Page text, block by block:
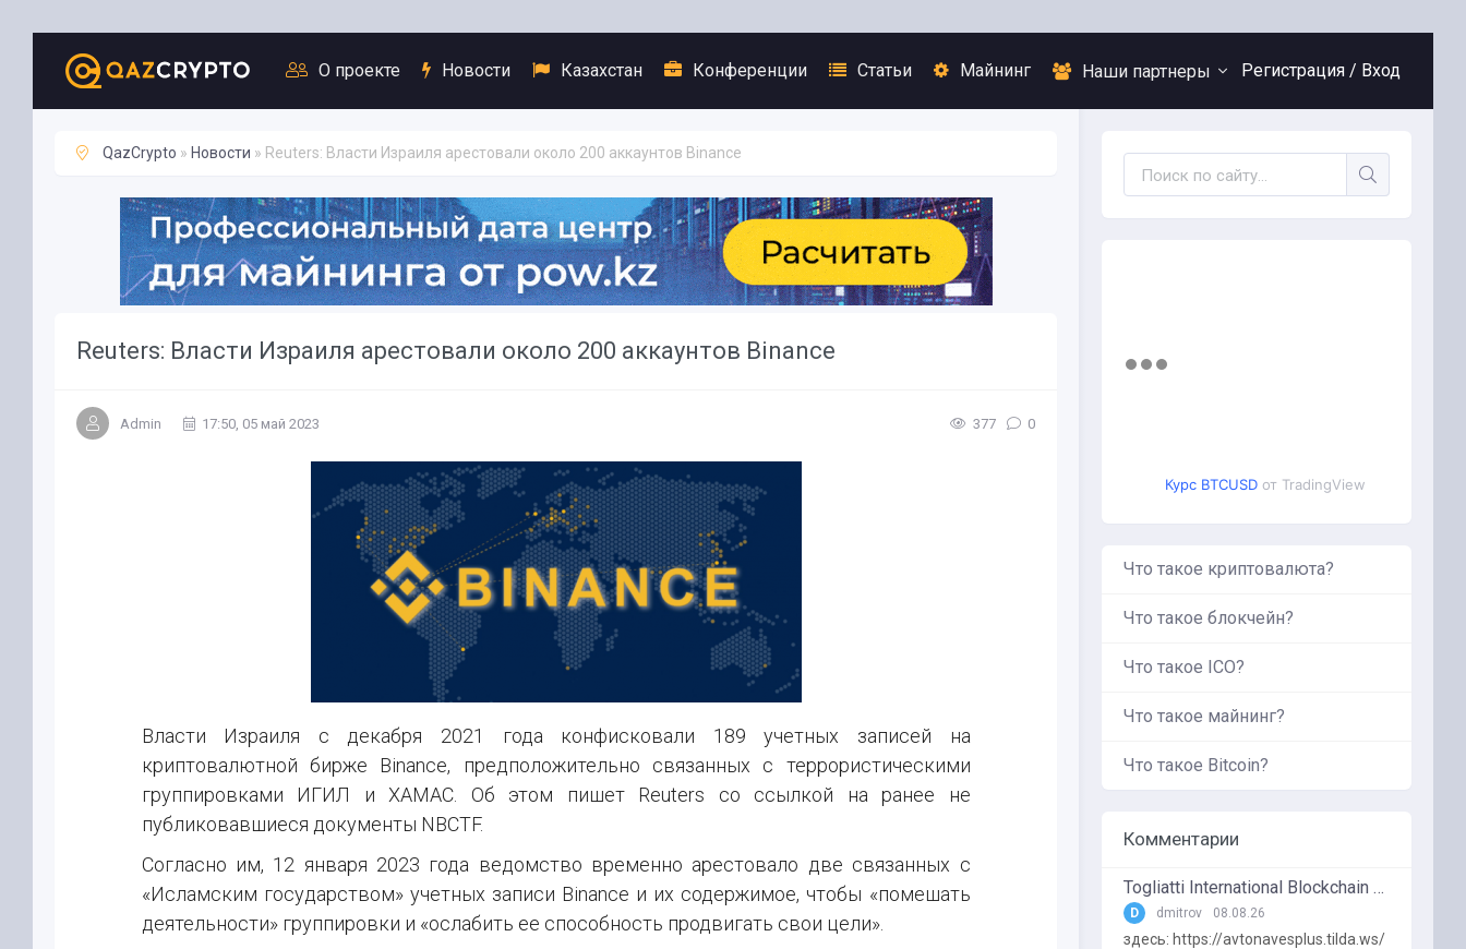
О проекте Новости Казахстан Конференции Статьи Майнинг Наши партнеры Регистрация / Вход
QazCrypto » Новости » Reuters: Власти Израиля арестовали около 200 аккаунтов Binance
Reuters: Власти Израиля арестовали около 200 аккаунтов Binance
Новости
Admin 17:50, 05 май 2023 377 0
Власти Израиля с декабря 2021 года конфисковали 189 учетных записей на
криптовалютной бирже Binance, предположительно связанных с террористическими
группировками ИГИЛ и ХАМАС. Об этом пишет Reuters со ссылкой на ранее не
публиковавшиеся документы NBCTF.
Согласно им, 12 января 2023 года ведомство временно арестовало две связанных с
«Исламским государством» учетных записи Binance и их содержимое, чтобы «помешать
деятельности» группировки и «ослабить ее способность продвигать свои цели».
Курс BTCUSD от TradingView
Что такое криптовалюта?
Что такое блокчейн?
Что такое ICO?
Что такое майнинг?
Что такое Bitcoin?
Комментарии
Togliatti International Blockchain Forum
D dmitrov 08.08.26
здесь: https://avtonavesplus.tilda.ws/